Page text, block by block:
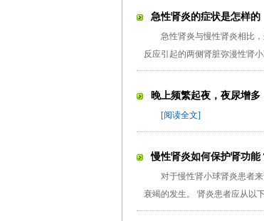
急性肾炎的症状是怎样的
急性肾炎与慢性肾炎相比
反应引起的两侧肾脏弥漫性肾
晚上频繁起夜，夜尿增多
[阅读全文]
慢性肾炎如何保护肾功能
对于慢性肾小球肾炎患者
衰竭的发生。 肾炎患者应从以